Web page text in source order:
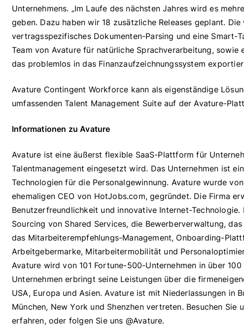
Unternehmens. „Im Laufe des nächsten Jahres wird es
geben. Dazu haben wir 18 zusätzliche Releases geplant.
vertragsspezifisches Dokumenten-Parsing und eine Smart-
Team von Avature für natürliche Sprachverarbeitung,
das problemlos in das Finanzaufzeichnungssystem
Avature Contingent Workforce kann als eigenständige
umfassenden Talent Management Suite auf der Avature-
Informationen zu Avature
Avature ist eine äußerst flexible SaaS-Plattform für
Talentmanagement eingesetzt wird. Das Unternehmen ist
Technologien für die Personalgewinnung. Avature wurde
ehemaligen CEO von HotJobs.com, gegründet. Die Firma
Benutzerfreundlichkeit und innovative Internet-Technologie.
Sourcing von Shared Services, die Bewerberverwaltung,
das Mitarbeiterempfehlungs-Management, Onboarding-
Arbeitgebermarke, Mitarbeitermobilität und
Avature wird von 101 Fortune-500-Unternehmen in über
Unternehmen erbringt seine Leistungen über die
USA, Europa und Asien. Avature ist mit Niederlassungen in
München, New York und Shenzhen vertreten. Besuchen Sie
erfahren, oder folgen Sie uns @Avature.